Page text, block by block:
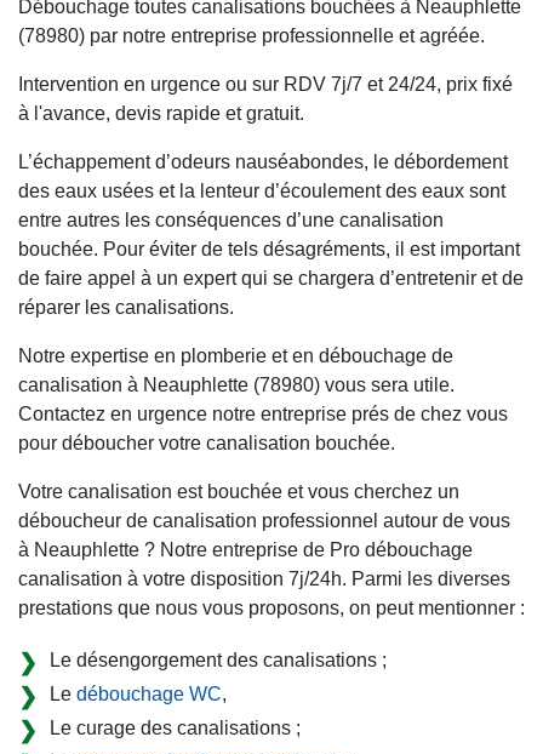
Débouchage toutes canalisations bouchées à Neauphlette
(78980) par notre entreprise professionnelle et agréée.
Intervention en urgence ou sur RDV 7j/7 et 24/24, prix fixé
à l'avance, devis rapide et gratuit.
L’échappement d’odeurs nauséabondes, le débordement
des eaux usées et la lenteur d’écoulement des eaux sont
entre autres les conséquences d’une canalisation
bouchée. Pour éviter de tels désagréments, il est important
de faire appel à un expert qui se chargera d’entretenir et de
réparer les canalisations.
Notre expertise en plomberie et en débouchage de
canalisation à Neauphlette (78980) vous sera utile.
Contactez en urgence notre entreprise prés de chez vous
pour déboucher votre canalisation bouchée.
Votre canalisation est bouchée et vous cherchez un
déboucheur de canalisation professionnel autour de vous
à Neauphlette ? Notre entreprise de Pro débouchage
canalisation à votre disposition 7j/24h. Parmi les diverses
prestations que nous vous proposons, on peut mentionner :
Le désengorgement des canalisations ;
Le débouchage WC,
Le curage des canalisations ;